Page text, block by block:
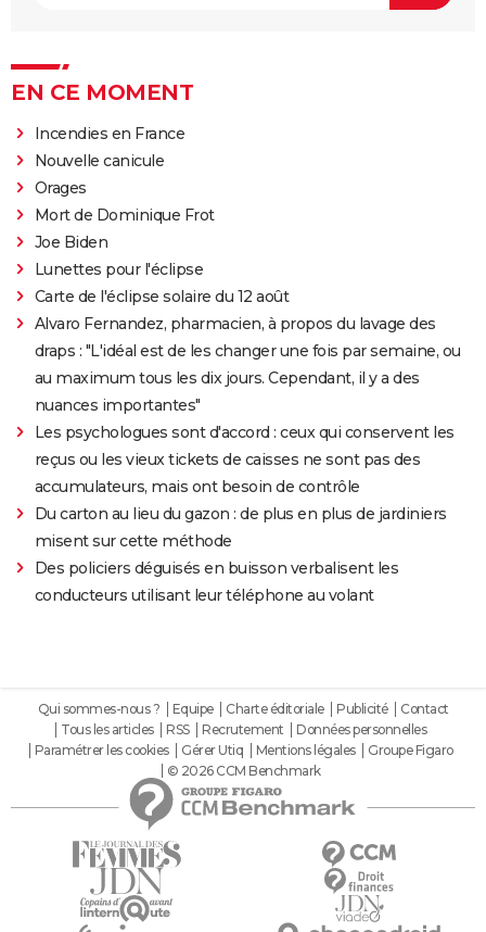
EN CE MOMENT
Incendies en France
Nouvelle canicule
Orages
Mort de Dominique Frot
Joe Biden
Lunettes pour l'éclipse
Carte de l'éclipse solaire du 12 août
Alvaro Fernandez, pharmacien, à propos du lavage des
draps : "L'idéal est de les changer une fois par semaine, ou
au maximum tous les dix jours. Cependant, il y a des
nuances importantes"
Les psychologues sont d'accord : ceux qui conservent les
reçus ou les vieux tickets de caisses ne sont pas des
accumulateurs, mais ont besoin de contrôle
Du carton au lieu du gazon : de plus en plus de jardiniers
misent sur cette méthode
Des policiers déguisés en buisson verbalisent les
conducteurs utilisant leur téléphone au volant
Qui sommes-nous ? Equipe Charte éditoriale Publicité
Contact
Tous les articles
RSS Recrutement
Données personnelles
Paramétrer les cookies
Gérer Utiq Mentions légales
Groupe Figaro
© 2026 CCM Benchmark